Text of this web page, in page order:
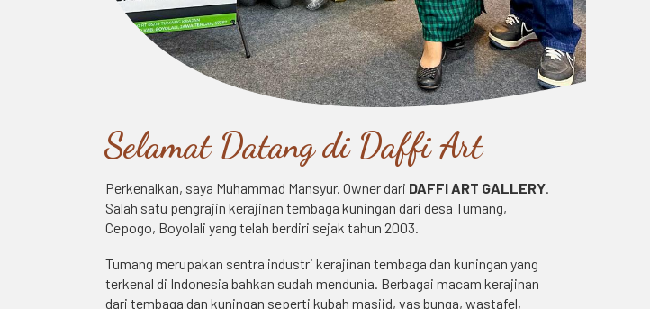
Selamat Datang di Daffi Art
Perkenalkan, saya Muhammad Mansyur. Owner dari DAFFI ART GALLERY.
Salah satu pengrajin kerajinan tembaga kuningan dari desa Tumang,
Cepogo, Boyolali yang telah berdiri sejak tahun 2003.
Tumang merupakan sentra industri kerajinan tembaga dan kuningan yang
terkenal di Indonesia bahkan sudah mendunia. Berbagai macam kerajinan
dari tembaga dan kuningan seperti kubah masjid, vas bunga, wastafel,